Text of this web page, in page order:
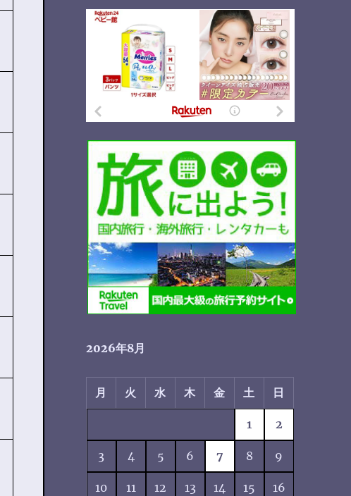
2026年8月
月 火 水 木 金 土 日
1 2
3 4 5 6 7 8 9
10 11 12 13 14 15 16